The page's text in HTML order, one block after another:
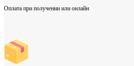
Оплата при получении или онлайн